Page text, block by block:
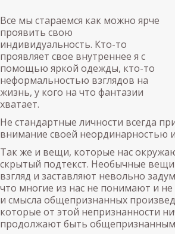
Все мы стараемся как можно ярче
проявить свою
индивидуальность. Кто-то
проявляет свое внутреннее я с
помощью яркой одежды, кто-то
неформальностью взглядов на
жизнь, у кого на что фантазии
хватает.
Не стандартные личности всегда
внимание своей неординарностью
Так же и вещи, которые нас
скрытый подтекст. Необычные
взгляд и заставляют невольно
что многие из нас не понимают и
и смысла общепризнанных
которые от этой непризнанности
продолжают быть